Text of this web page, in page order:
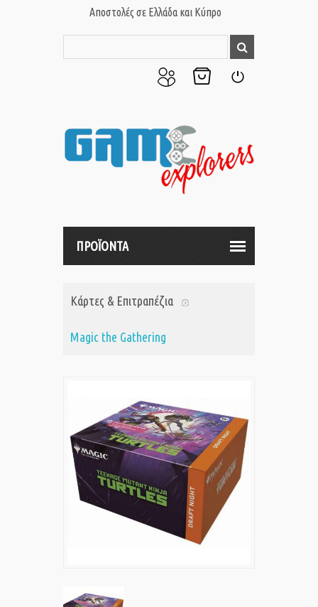
Αποστολές σε Ελλάδα και Κύπρο
μου
ΠΡΟΪΟΝΤΑ
Κάρτες & Επιτραπέζια
Magic the Gathering